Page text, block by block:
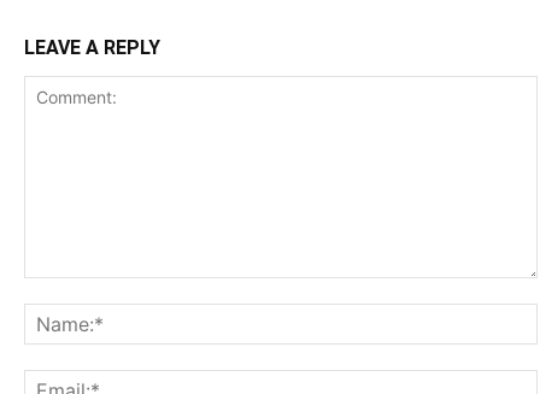
LEAVE A REPLY